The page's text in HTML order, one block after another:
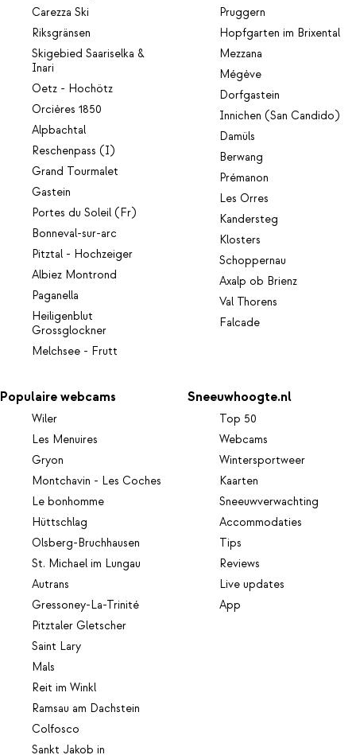
Carezza Ski
Riksgränsen
Skigebied Saariselka &
Inari
Oetz - Hochötz
Orcières 1850
Alpbachtal
Reschenpass (I)
Grand Tourmalet
Gastein
Portes du Soleil (Fr)
Bonneval-sur-arc
Pitztal - Hochzeiger
Albiez Montrond
Paganella
Heiligenblut
Grossglockner
Melchsee - Frutt
Pruggern
Hopfgarten im Brixental
Mezzana
Mégève
Dorfgastein
Innichen (San Candido)
Damüls
Berwang
Prémanon
Les Orres
Kandersteg
Klosters
Schoppernau
Axalp ob Brienz
Val Thorens
Falcade
Populaire webcams
Wiler
Les Menuires
Gryon
Montchavin - Les Coches
Le bonhomme
Hüttschlag
Olsberg-Bruchhausen
St. Michael im Lungau
Autrans
Gressoney-La-Trinité
Pitztaler Gletscher
Saint Lary
Mals
Reit im Winkl
Ramsau am Dachstein
Colfosco
Sankt Jakob in
Sneeuwhoogte.nl
Top 50
Webcams
Wintersportweer
Kaarten
Sneeuwverwachting
Accommodaties
Tips
Reviews
Live updates
App